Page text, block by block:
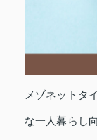
メゾネットタ
な一人暮らし